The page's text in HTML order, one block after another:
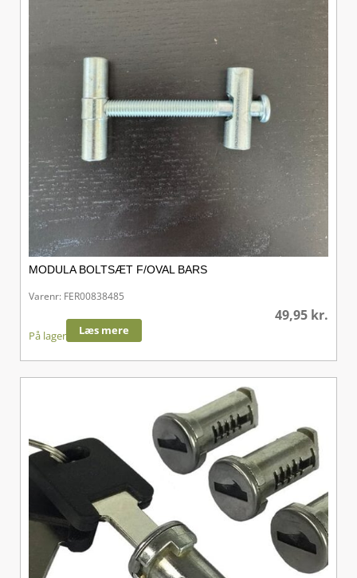
MODULA BOLTSÆT F/OVAL BARS
Varenr: FER00838485
49,95 kr.
På lager Læs mere